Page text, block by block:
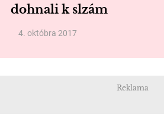
dohnali k slzám
4. októbra 2017
Reklama